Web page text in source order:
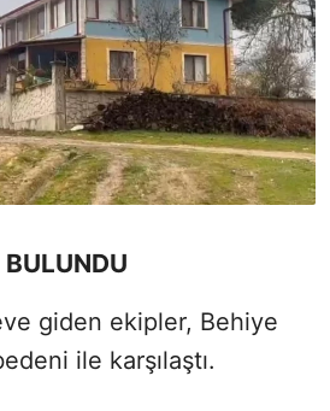
giden ekipler, Behiye
ile karşılaştı.